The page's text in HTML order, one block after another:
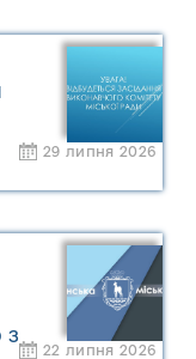
29 липня 2026
З
22 липня 2026